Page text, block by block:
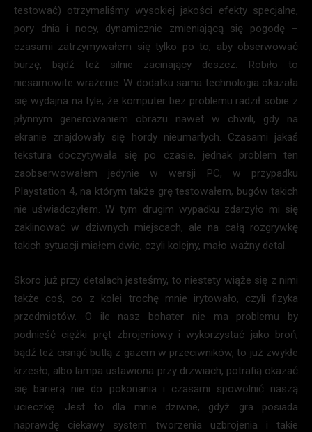
testować) otrzymaliśmy wysokiej jakości efekty specjalne,
pory dnia i nocy, dynamicznie zmieniającą się pogodę –
czasami zatrzymywałem się tylko po to, aby obserwować
burzę, bądź też silnie zacinający deszcz. Robiło to
niesamowite wrażenie. W dodatku sama technologia okazała
się wydajna na tyle, że komputer bez problemu radził sobie z
płynnym generowaniem obrazu nawet w chwili, gdy na
ekranie znajdowały się hordy nieumarłych. Czasami jakaś
tekstura doczytywała się po czasie, jednak problem ten
zaobserwowałem jedynie w wersji PC, w przypadku
Playstation 4, na którym także grę testowałem, bugów takich
nie uświadczyłem. W tym drugim wypadku zdarzyło mi się
zaklinować w dziwnych miejscach, ale na całą rozgrywkę
takich sytuacji miałem dwie, czyli kolejny, mało ważny detal.
Skoro już przy detalach jesteśmy, to niestety wiąże się z nimi
także coś, co z kolei trochę mnie irytowało, czyli fizyka
przedmiotów. O ile nasz bohater nie ma problemu by
podnieść ciężki pręt zbrojeniowy i wykorzystać jako broń,
bądź też cisnąć butlą z gazem w przeciwników, to już zwykłe
krzesło, albo lampa ustawiona przy drzwiach, potrafią okazać
się barierą nie do pokonania i czasami spowolnić naszą
ucieczkę. Jest to dla mnie dziwne, gdyż gra posiada
naprawdę ciekawy system tworzenia uzbrojenia i takie